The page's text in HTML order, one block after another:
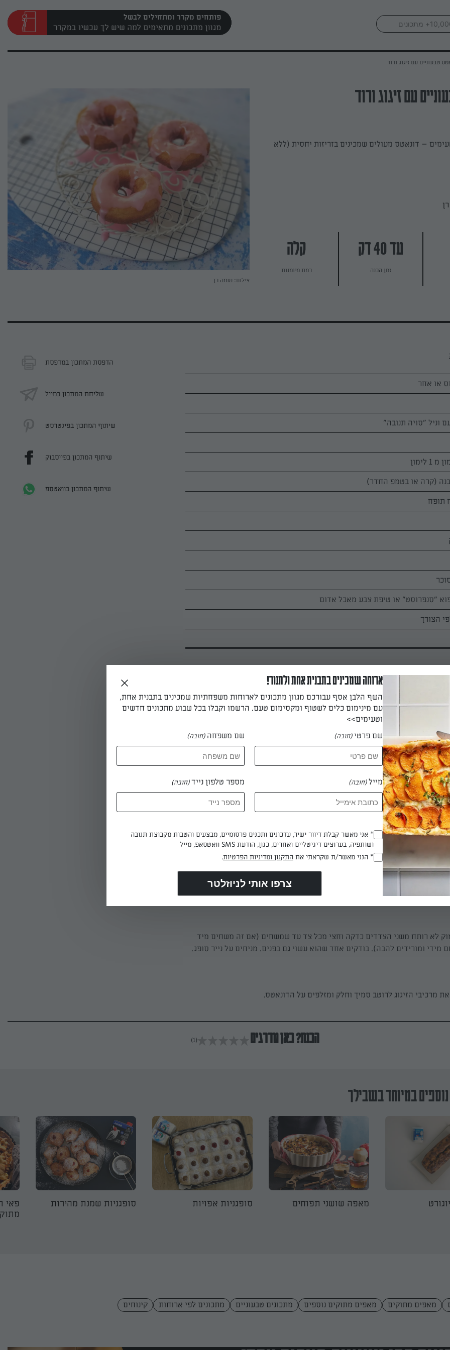
פותחים מקרר ומתחילים לבשל
טבעוניים עם זיגוג ורוד
עם זיגוג ורוד
– דונאטס מעולים שמכינים בזריזות יחסית (ללא
עד 40 דק
זמן הכנה
קלה
רמת מיומנות
צילום: נעמה רן
מעדן וניל, חומץ קליפת לימון ובירה. מוסיפים קמח ומלח ומערבבים לבצק חלק
העבודה ומרדדים (אפשר בידיים) לעלה בעובי 1-
2 ס"מ (או למיני דונאטס עיגול בקוטר 5 ס"מ ובתוכו עיגול בקוטר 1 ס"מ). מניחים לדונאטס בזמן
לא רותח משני הצדדים כדקה וחצי מכל צד עד שמשחים (אם זה משחים מיד
ומורידים להבה). בודקים אחד שהוא עשוי גם בפנים. מניחים על נייר סופג.
מרכיבי הזיגוג לרוטב סמיך וחלק ומזלפים על הדונאטס.
הדפסת המתכון במדפסת
שליחת המתכון במייל
שיתוף המתכון בפינטרסט
שיתוף המתכון בפייסבוק
שיתוף המתכון בוואטספ
הכנת? כאן מדרגים (1)
במיוחד בשבילך
מאפה שושני תפוחים סופגניות אפויות סופגניות שמנת מהירות
פאי
מתוק
מאפים מתוקים מאפים מתוקים נוספים מתכונים טבעוניים מתכונים לפי ארוחות קינוחים
ארוחה שמכינים בתבנית אחת ולתנור!
השף הלבן אסף עבורכם מגוון מתכונים לארוחות משפחתיות שמכינים בתבנית אחת,
עם מינימום כלים לשטוף ומקסימום טעם. הרשמו וקבלו בכל שבוע מתכונים חדשים
וטעימים>>
שם פרטי(חובה) שם משפחה (חובה)
מייל(חובה) מספר טלפון נייד(חובה)
(חובה)
* אני מאשר קבלת דיוור ישיר, עדכונים ותכנים פרסומיים, מבצעים והטבות מקבוצת תנובה
ושותפיה, בערוצים דיגיטליים ואחרים, כגון, הודעת SMS וואטסאפ, מייל
(חובה)
* הנני מאשר/ת שקראתי את התקנון ומדיניות הפרטיות.